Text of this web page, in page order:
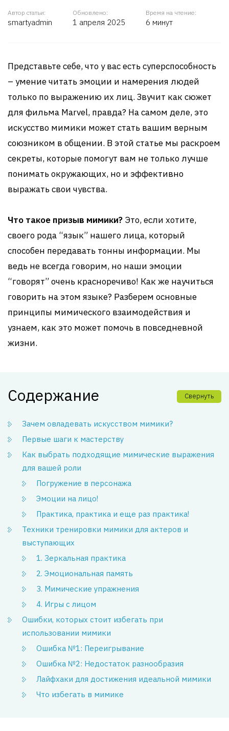
Автор статьи:
smartyadmin
Обновлено:
1 апреля 2025
Время на чтение:
6 минут
Представьте себе, что у вас есть суперспособность
– умение читать эмоции и намерения людей
только по выражению их лиц. Звучит как сюжет
для фильма Marvel, правда? На самом деле, это
искусство мимики может стать вашим верным
союзником в общении. В этой статье мы раскроем
секреты, которые помогут вам не только лучше
понимать окружающих, но и эффективно
выражать свои чувства.
Что такое призыв мимики? Это, если хотите,
своего рода “язык” нашего лица, который
способен передавать тонны информации. Мы
ведь не всегда говорим, но наши эмоции
“говорят” очень красноречиво! Как же научиться
говорить на этом языке? Разберем основные
принципы мимического взаимодействия и
узнаем, как это может помочь в повседневной
жизни.
Содержание Свернуть
Зачем овладевать искусством мимики?
Первые шаги к мастерству
Как выбрать подходящие мимические выражения
для вашей роли
Погружение в персонажа
Эмоции на лицо!
Практика, практика и еще раз практика!
Техники тренировки мимики для актеров и
выступающих
1. Зеркальная практика
2. Эмоциональная память
3. Мимические упражнения
4. Игры с лицом
Ошибки, которых стоит избегать при
использовании мимики
Ошибка №1: Переигрывание
Ошибка №2: Недостаток разнообразия
Лайфхаки для достижения идеальной мимики
Что избегать в мимике